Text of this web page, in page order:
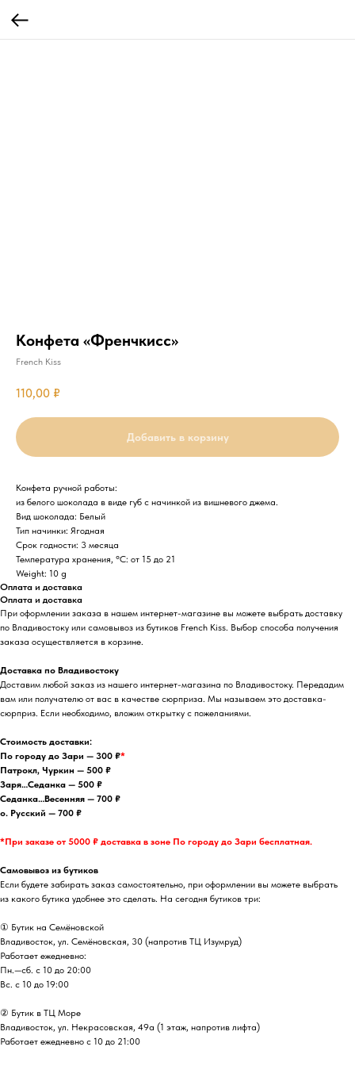
Конфета «Френчкисс»
French Kiss
110,00 ₽
Добавить в корзину
Конфета ручной работы:
из белого шоколада в виде губ с начинкой из вишневого джема.
Вид шоколада: Белый
Тип начинки: Ягодная
Срок годности: 3 месяца
Температура хранения, °C: от 15 до 21
Weight: 10 g
Оплата и доставка
Оплата и доставка
При оформлении заказа в нашем интернет-магазине вы можете выбрать доставку
по Владивостоку или самовывоз из бутиков French Kiss. Выбор способа получения
заказа осуществляется в корзине.
Доставка по Владивостоку
Доставим любой заказ из нашего интернет-магазина по Владивостоку. Передадим
вам или получателю от вас в качестве сюрприза. Мы называем это доставка-
сюрприз. Если необходимо, вложим открытку с пожеланиями.
Стоимость доставки:
По городу до Зари — 300 ₽*
Патрокл, Чуркин — 500 ₽
Заря…Седанка — 500 ₽
Седанка…Весенняя — 700 ₽
о. Русский — 700 ₽
*При заказе от 5000 ₽ доставка в зоне По городу до Зари бесплатная.
Самовывоз из бутиков
Если будете забирать заказ самостоятельно, при оформлении вы можете выбрать
из какого бутика удобнее это сделать. На сегодня бутиков три:
① Бутик на Семёновской
Владивосток, ул. Семёновская, 30 (напротив ТЦ Изумруд)
Работает ежедневно:
Пн.—сб. с 10 до 20:00
Вс. с 10 до 19:00
② Бутик в ТЦ Море
Владивосток, ул. ​Некрасовская, 49а (1 этаж, напротив лифта)
Работает ежедневно с 10 до 21:00